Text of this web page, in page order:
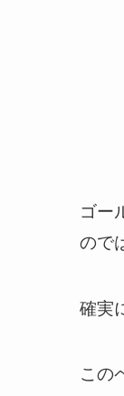
ゴー
ので
確実
この